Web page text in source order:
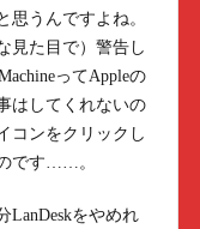
思うんですよね。
見た目で）警告し
ってAppleの
はしてくれないの
コンをクリックし
です……。
をやめれ